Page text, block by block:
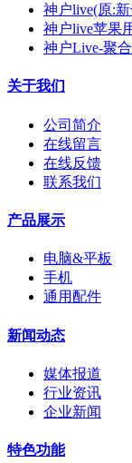
神户live(原:
神户live苹果
神户Live-聚
关于我们
公司简介
在线留言
在线反馈
联系我们
产品展示
电脑&平板
手机
通用配件
新闻动态
媒体报道
行业资讯
企业新闻
特色功能